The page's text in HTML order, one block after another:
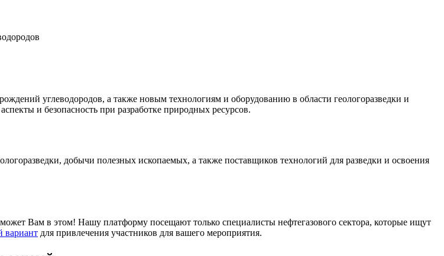
углеводородов, а также новым технологиям и оборудованию в области геологоразведки и
и безопасность при разработке природных ресурсов.
добычи полезных ископаемых, а также поставщиков технологий для разведки и освоения
Вам в этом! Нашу платформу посещают только специалисты нефтегазового сектора, которые ищут
для привлечения участников для вашего мероприятия.